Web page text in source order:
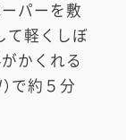
パーを敷
て軽くしぼ
かくれる
で約５分